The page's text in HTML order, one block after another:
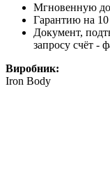
Мгновенную
Гарантию на 10
Документ,
запросу счёт -
Виробник:
Iron Body